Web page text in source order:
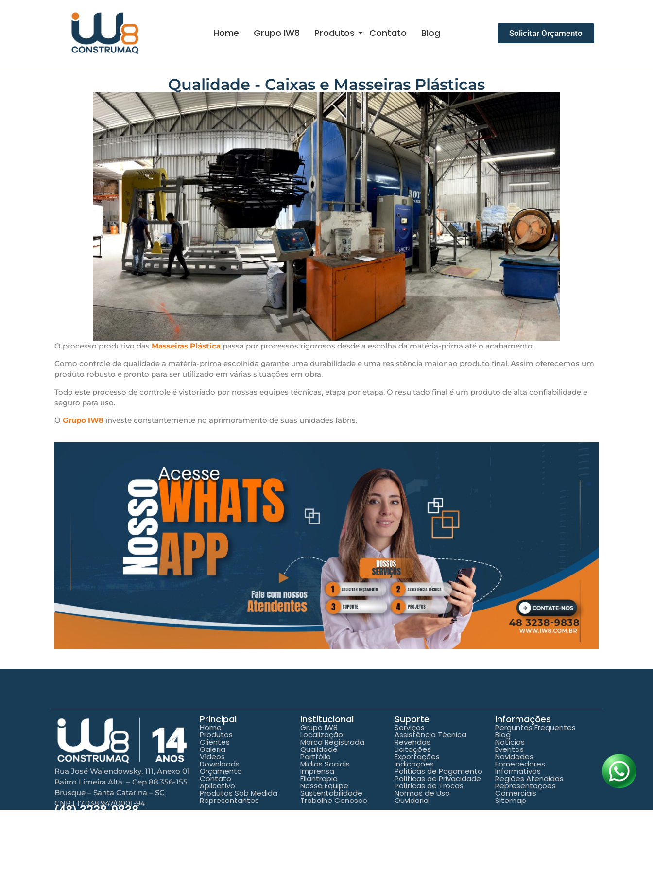
Home Grupo IW8 Produtos Contato Blog Solicitar Orçamento
Qualidade - Caixas e Masseiras Plásticas
O processo produtivo das Masseiras Plástica passa por processos rigorosos desde a escolha da matéria-prima até o acabamento.
Como controle de qualidade a matéria-prima escolhida garante uma durabilidade e uma resistência maior ao produto final. Assim oferecemos um
produto robusto e pronto para ser utilizado em várias situações em obra.
Todo este processo de controle é vistoriado por nossas equipes técnicas, etapa por etapa. O resultado final é um produto de alta confiabilidade e
seguro para uso.
O Grupo IW8 investe constantemente no aprimoramento de suas unidades fabris.
Rua José Walendowsky, 111, Anexo 01
Bairro Limeira Alta – Cep 88.356-155
Brusque – Santa Catarina – SC
CNPJ 17.038.947/0001-94
(48) 3238-9838
Principal
Home
Produtos
Clientes
Galeria
Vídeos
Downloads
Orçamento
Contato
Aplicativo
Produtos Sob Medida
Representantes
Institucional
Grupo IW8
Localização
Marca Registrada
Qualidade
Portfólio
Midias Sociais
Imprensa
Filantropia
Nossa Equipe
Sustentabilidade
Trabalhe Conosco
Suporte
Serviços
Assistência Técnica
Revendas
Licitações
Exportações
Indicações
Políticas de Pagamento
Políticas de Privacidade
Políticas de Trocas
Normas de Uso
Ouvidoria
Informações
Perguntas Frequentes
Blog
Notícias
Eventos
Novidades
Fornecedores
Informativos
Regiões Atendidas
Representações
Comerciais
Sitemap